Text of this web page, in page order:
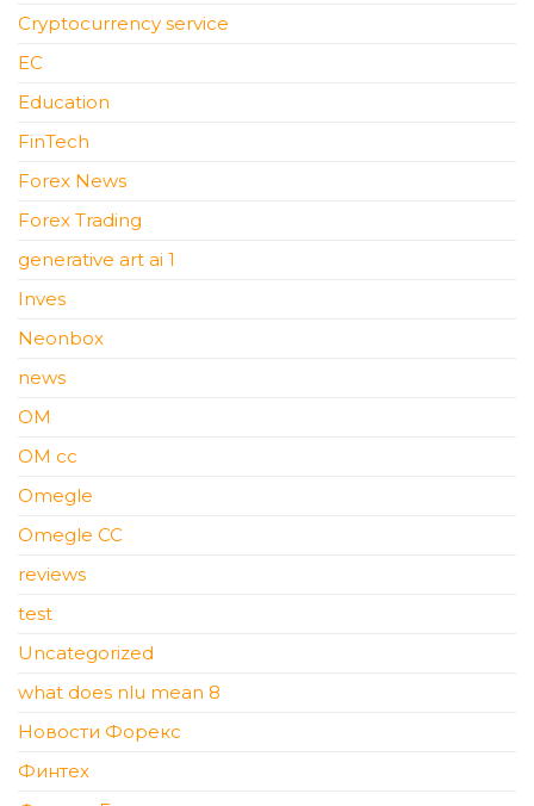
Cryptocurrency service
EC
Education
FinTech
Forex News
Forex Trading
generative art ai 1
Inves
Neonbox
news
OM
OM cc
Omegle
Omegle CC
reviews
test
Uncategorized
what does nlu mean 8
Новости Форекс
Финтех